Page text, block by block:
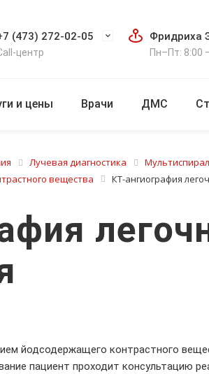
(473) 272-02-05
центр
Фридриха
Пн–Пт: 8:00
и цены Врачи ДМС
Лучевая диагностика
вещества
КТ-ангиография
йодсодержащего контрастного
пациент проходит консультацию